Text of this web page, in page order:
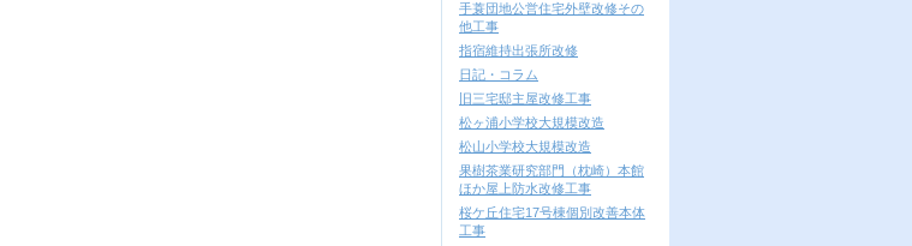
手蓑団地公営住宅外壁改修その
他工事
指宿維持出張所改修
日記・コラム
旧三宅邸主屋改修工事
松ヶ浦小学校大規模改造
松山小学校大規模改造
果樹茶業研究部門（枕崎）本館
ほか屋上防水改修工事
桜ケ丘住宅17号棟個別改善本体
工事